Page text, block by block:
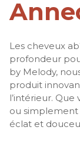
Les cheveux
profondeur
by Melody,
produit
l’intérieur. Que
ou simplement
éclat et